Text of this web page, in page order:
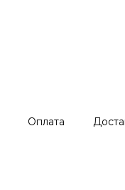
Оплата